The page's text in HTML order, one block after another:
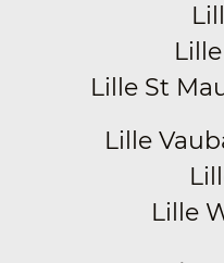
Lille St
Lille
Lille